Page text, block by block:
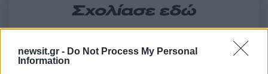
newsit.gr - Do Not Process My Personal
Information
Σχολίασε εδώ
50 /50